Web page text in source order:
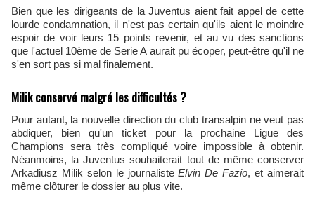
Bien que les dirigeants de la Juventus aient fait appel de cette
lourde condamnation, il n'est pas certain qu'ils aient le moindre
espoir de voir leurs 15 points revenir, et au vu des sanctions
que l'actuel 10ème de Serie A aurait pu écoper, peut-être qu'il ne
s'en sort pas si mal finalement.
Milik conservé malgré les difficultés ?
Pour autant, la nouvelle direction du club transalpin ne veut pas
abdiquer, bien qu'un ticket pour la prochaine Ligue des
Champions sera très compliqué voire impossible à obtenir.
Néanmoins, la Juventus souhaiterait tout de même conserver
Arkadiusz Milik selon le journalisteElvin De Fazio, et aimerait
même clôturer le dossier au plus vite.